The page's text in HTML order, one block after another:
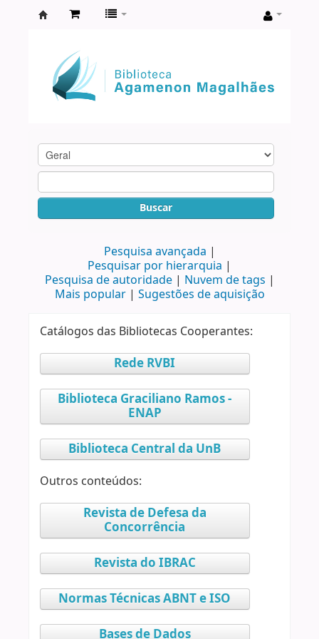
Agamenon
Magalhães
Buscar
Pesquisa avançada
Pesquisar por hierarquia
Pesquisa de autoridade
Nuvem de tags
Mais popular
Sugestões de aquisição
Catálogos das Bibliotecas Cooperantes:
Rede RVBI
Biblioteca Graciliano Ramos -
ENAP
Biblioteca Central da UnB
Outros conteúdos:
Revista de Defesa da
Concorrência
Revista do IBRAC
Normas Técnicas ABNT e ISO
Bases de Dados